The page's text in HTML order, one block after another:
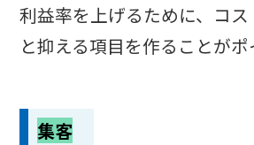
利益率を上げるために、コ
と抑える項目を作ることがポ
集客